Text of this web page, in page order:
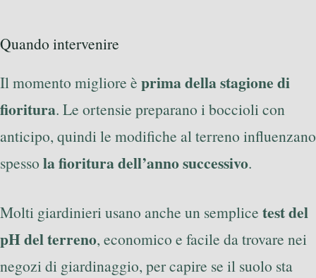
Quando intervenire
Il momento migliore è prima della stagione di
fioritura. Le ortensie preparano i boccioli con
anticipo, quindi le modifiche al terreno influenzano
spesso la fioritura dell’anno successivo.
Molti giardinieri usano anche un semplice test del
pH del terreno, economico e facile da trovare nei
negozi di giardinaggio, per capire se il suolo sta